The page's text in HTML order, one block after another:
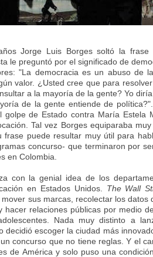
Jorge Luis Borges soltó la frase
le preguntó por el significado de
"La democracia es un abuso de
valor. ¿Usted cree que para
a la mayoría de la gente? Yo
de la gente entiende de
golpe de Estado contra María Estela
Tal vez Borges equiparaba
frase puede resultar muy útil para
concurso- que terminaron por
en Colombia.
con la genial idea de los
en Estados Unidos. The Wall
sus marcas, recolectar los datos
hacer relaciones públicas por medio
Nada muy distinto a
decidió escoger la ciudad más
concurso que no tiene reglas. Y el
de América y solo puso una